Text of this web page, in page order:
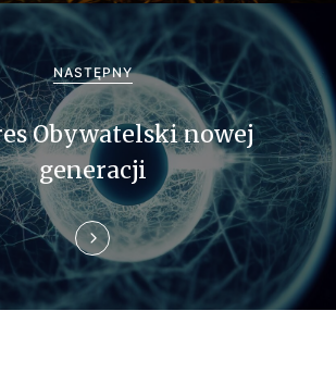
NASTĘPNY
Obywatelski nowej
generacji